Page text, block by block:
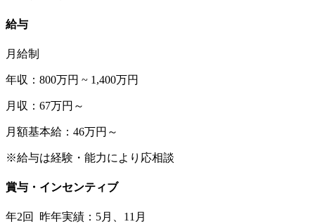
給与
月給制
年収：800万円 ~ 1,400万円
月収：67万円～
月額基本給：46万円～
※給与は経験・能力により応相談
賞与・インセンティブ
年2回 昨年実績：5月、11月